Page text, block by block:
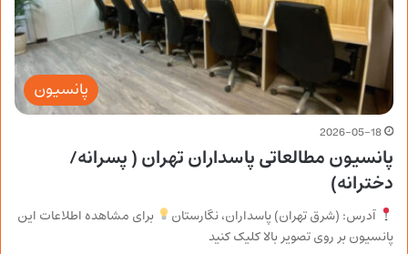
پانسیون
2026-05-18
پانسیون مطالعاتی پاسداران تهران ( پسرانه/
دخترانه)
آدرس: (شرق تهران) پاسداران، نگارستان
برای مشاهده اطلاعات این
پانسیون بر روی تصویر بالا کلیک کنید